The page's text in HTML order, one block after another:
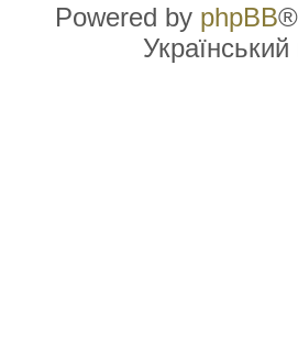
Powered by phpBB